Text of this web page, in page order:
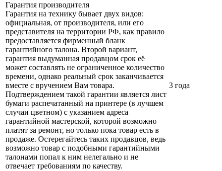
Гарантия производителя
Гарантия на технику бывает двух видов:
официальная, от производителя, или его
представителя на территории РФ, как правило
предоставляется фирменный бланк
гарантийного талона. Второй вариант,
гарантия выдуманная продавцом срок её
может составлять не ограниченное количество
времени, однако реальный срок заканчивается
вместе с вручением Вам товара.
Подтверждением такой гарантии является лист
бумаги распечатанный на принтере (в лучшем
случаи цветном) с указанием адреса
гарантийной мастерской, которой возможно
платят за ремонт, но только пока товар есть в
продаже. Остерегайтесь таких продавцов, ведь
возможно товар с подобными гарантийными
талонами попал к ним нелегально и не
отвечает требованиям по качеству.
3 года